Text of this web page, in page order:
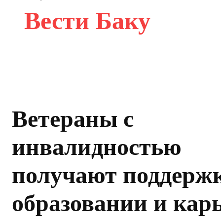
Вести Баку
Ветераны с
инвалидностью
получают
образовании и